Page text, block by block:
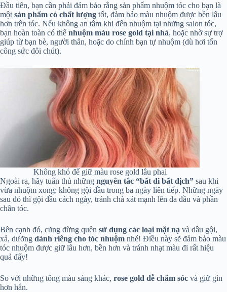
Đầu tiên, bạn cần phải đảm bảo rằng sản phẩm nhuộm tóc cho bạn là
một sản phẩm có chất lượng tốt, đảm bảo màu nhuộm được bền lâu
hơn trên tóc. Nếu không an tâm khi đến nhuộm tại những salon tóc,
bạn hoàn toàn có thể nhuộm màu rose gold tại nhà, hoặc nhờ sự trợ
giúp từ bạn bè, người thân, hoặc do chính bạn tự nhuộm (dù hơi tốn
công sức đôi chút).
Không khó để giữ màu rose gold lâu phai
Ngoài ra, hãy tuân thủ những nguyên tắc “bất di bất dịch” sau khi
vừa nhuộm xong: không gội đầu trong ba ngày liên tiếp. Những ngày
sau đó thì gội đầu cách ngày, tránh chà xát mạnh lên da đầu và phần
chân tóc.
Bên cạnh đó, cũng đừng quên sử dụng các loại mặt nạ và dầu gội,
xả, dưỡng dành riêng cho tóc nhuộm nhé! Điều này sẽ đảm bảo màu
tóc nhuộm được giữ lâu hơn, bền hơn và tránh nhạt màu đi rất hiệu
quả đấy!
So với những tông màu sáng khác, rose gold dễ chăm sóc và giữ gìn
hơn hẳn.